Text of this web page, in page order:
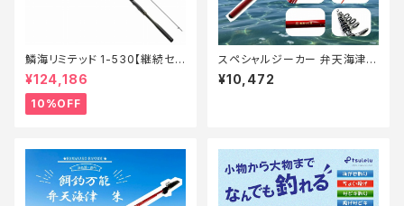
鱗海リミテッド 1-530【継続セ
ール_ロッド】【10】
¥124,186
10%OFF
スペシャルジーカー 弁天海津
朱 300M【Tオリ】
¥10,472